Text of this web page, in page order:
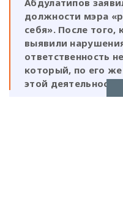
должности мэра
себя». После того,
выявили
ответственность
который, по его
этой